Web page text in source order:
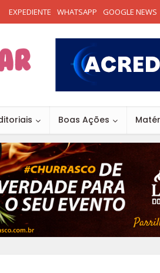
EXPEDIENTE WHATSAPP GOOGLE NEWS
Boas Ações